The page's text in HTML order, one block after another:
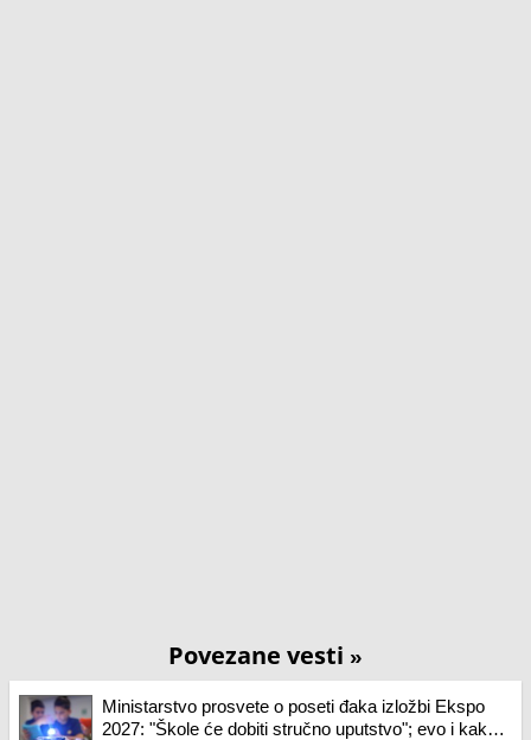
Povezane vesti »
Ministarstvo prosvete o poseti đaka izložbi Ekspo
2027: "Škole će dobiti stručno uputstvo"; evo i kako